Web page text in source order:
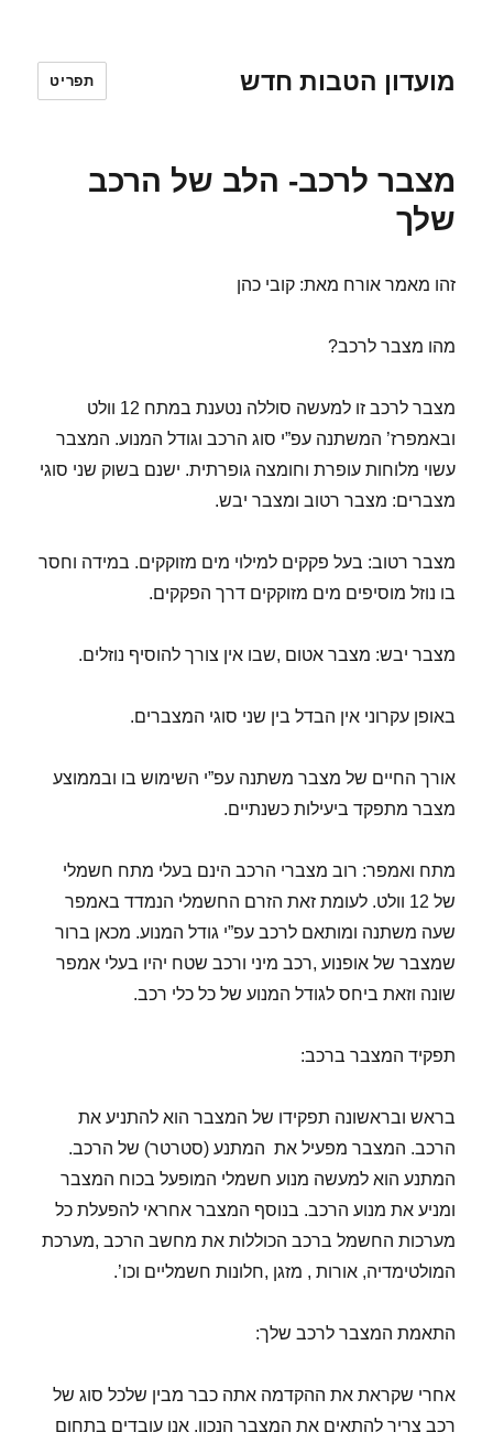
מועדון הטבות חדש תפריט
מצבר לרכב- הלב של הרכב
שלך
זהו מאמר אורח מאת: קובי כהן
מהו מצבר לרכב?
מצבר לרכב זו למעשה סוללה נטענת במתח 12 וולט
ובאמפרז’ המשתנה עפ”י סוג הרכב וגודל המנוע. המצבר
עשוי מלוחות עופרת וחומצה גופרתית. ישנם בשוק שני סוגי
מצברים: מצבר רטוב ומצבר יבש.
מצבר רטוב: בעל פקקים למילוי מים מזוקקים. במידה וחסר
בו נוזל מוסיפים מים מזוקקים דרך הפקקים.
מצבר יבש: מצבר אטום ,שבו אין צורך להוסיף נוזלים.
באופן עקרוני אין הבדל בין שני סוגי המצברים.
אורך החיים של מצבר משתנה עפ”י השימוש בו ובממוצע
מצבר מתפקד ביעילות כשנתיים.
מתח ואמפר: רוב מצברי הרכב הינם בעלי מתח חשמלי
של 12 וולט. לעומת זאת הזרם החשמלי הנמדד באמפר
שעה משתנה ומותאם לרכב עפ”י גודל המנוע. מכאן ברור
שמצבר של אופנוע ,רכב מיני ורכב שטח יהיו בעלי אמפר
שונה וזאת ביחס לגודל המנוע של כל כלי רכב.
תפקיד המצבר ברכב:
בראש ובראשונה תפקידו של המצבר הוא להתניע את
הרכב. המצבר מפעיל את המתנע (סטרטר) של הרכב.
המתנע הוא למעשה מנוע חשמלי המופעל בכוח המצבר
ומניע את מנוע הרכב. בנוסף המצבר אחראי להפעלת כל
מערכות החשמל ברכב הכוללות את מחשב הרכב ,מערכת
המולטימדיה, אורות , מזגן ,חלונות חשמליים וכו’.
התאמת המצבר לרכב שלך:
אחרי שקראת את ההקדמה אתה כבר מבין שלכל סוג של
רכב צריך להתאים את המצבר הנכון. אנו עובדים בתחום